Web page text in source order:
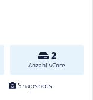
2
Anzahl vCore
Snapshots